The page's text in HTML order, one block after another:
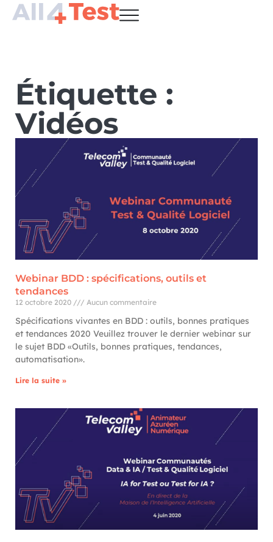
Étiquette :
Vidéos
Webinar BDD : spécifications, outils et
tendances
12 octobre 2020 Aucun commentaire
Spécifications vivantes en BDD : outils, bonnes pratiques
et tendances 2020 Veuillez trouver le dernier webinar sur
le sujet BDD «Outils, bonnes pratiques, tendances,
automatisation».
Lire la suite »